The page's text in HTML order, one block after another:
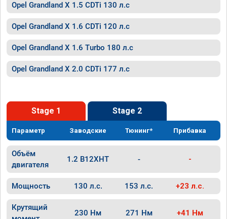
Opel Grandland X 1.5 CDTi 130 л.с
Opel Grandland X 1.6 CDTi 120 л.с
Opel Grandland X 1.6 Turbo 180 л.с
Opel Grandland X 2.0 CDTi 177 л.с
Stage 1 Stage 2
Параметр Заводские Тюнинг* Прибавка
Объём
двигателя
1.2 B12XHT - -
Мощность 130 л.с. 153 л.с. +23 л.с.
Крутящий
230 Нм 271 Нм +41 Нм